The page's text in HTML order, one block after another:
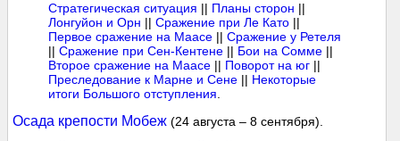
Стратегическая ситуация || Планы сторон ||
Лонгуйон и Орн ||Сражение при Ле Като ||
Первое сражение на Маасе ||Сражение у Ретеля
||Сражение при Сен-Кентене || Бои на Сомме ||
Второе сражение на Маасе || Поворот на юг ||
Преследование к Марне и Сене || Некоторые
итоги Большого отступления
Осада крепости Мобеж (24 августа – 8 сентября).